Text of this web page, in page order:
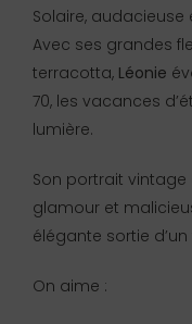
Solaire,
Avec ses grandes
terracotta, Léonie
70, les vacances
lumière.
Son portrait
glamour et
élégante sortie
On aime :